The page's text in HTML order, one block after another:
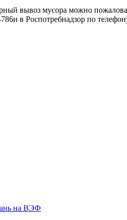
вывоз мусора можно
в Роспотребнадзор по
на ВЭФ